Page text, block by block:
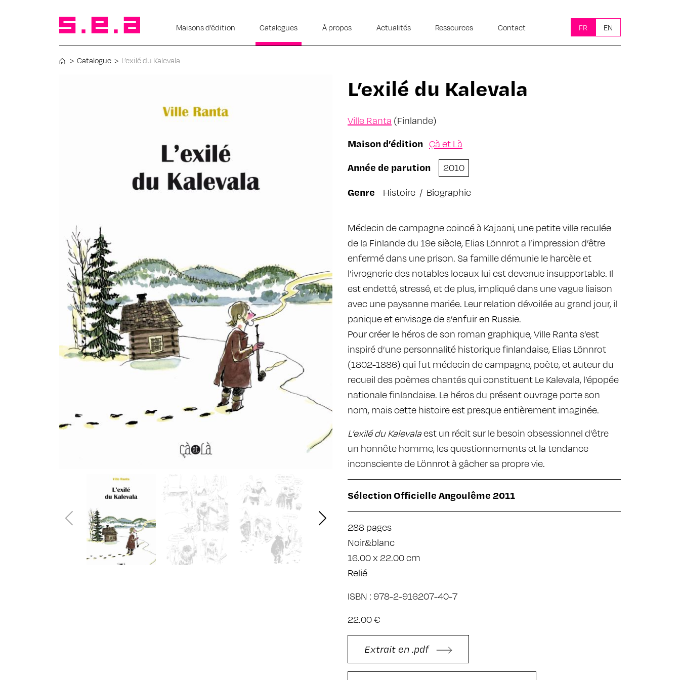
Maisons d’édition Catalogues À propos Actualités Ressources Contact FR EN
> Catalogue > L’exilé du Kalevala
L’exilé du Kalevala
Ville Ranta (Finlande)
Maison d’édition Çà et Là
Année de parution
2010
Genre
Histoire / Biographie
Médecin de campagne coincé à Kajaani, une petite ville reculée
de la Finlande du 19e siècle, Elias Lönnrot a l’impression d’être
enfermé dans une prison. Sa famille démunie le harcèle et
l’ivrognerie des notables locaux lui est devenue insupportable. Il
est endetté, stressé, et de plus, impliqué dans une vague liaison
avec une paysanne mariée. Leur relation dévoilée au grand jour, il
panique et envisage de s’enfuir en Russie.
Pour créer le héros de son roman graphique, Ville Ranta s’est
inspiré d’une personnalité historique finlandaise, Elias Lönnrot
(1802-1886) qui fut médecin de campagne, poète, et auteur du
recueil des poèmes chantés qui constituent Le Kalevala, l’épopée
nationale finlandaise. Le héros du présent ouvrage porte son
nom, mais cette histoire est presque entièrement imaginée.
L’exilé du Kalevalaest un récit sur le besoin obsessionnel d’être
un honnête homme, les questionnements et la tendance
inconsciente de Lönnrot à gâcher sa propre vie.
Sélection Officielle Angoulême 2011
288 pages
Noir&blanc
16.00 x 22.00 cm
Relié
ISBN : 978-2-916207-40-7
22.00 €
Extrait en .pdf